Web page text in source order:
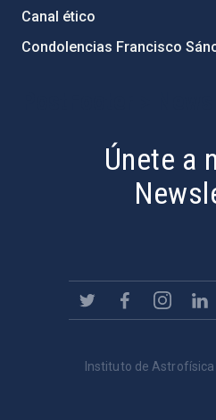
Canal ético
Condolencias Francisco
Únete a
Instituto de Astrofísica